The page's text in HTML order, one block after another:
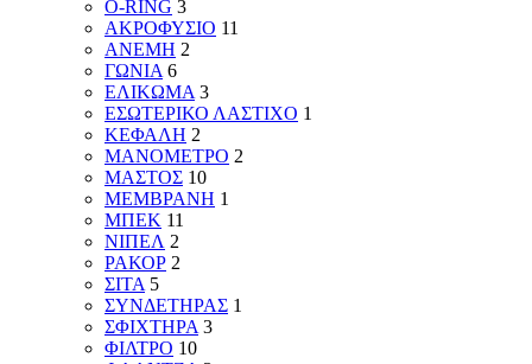
O-RING 3
ΑΚΡΟΦΥΣΙΟ 11
ΑΝΕΜΗ 2
ΓΩΝΙΑ 6
ΕΛΙΚΩΜΑ 3
ΕΣΩΤΕΡΙΚΟ ΛΑΣΤΙΧΟ 1
ΚΕΦΑΛΗ 2
ΜΑΝΟΜΕΤΡΟ 2
ΜΑΣΤΟΣ 10
ΜΕΜΒΡΑΝΗ 1
ΜΠΕΚ 11
ΝΙΠΕΛ 2
ΡΑΚΟΡ 2
ΣΙΤΑ 5
ΣΥΝΔΕΤΗΡΑΣ 1
ΣΦΙΧΤΗΡΑ 3
ΦΙΛΤΡΟ 10